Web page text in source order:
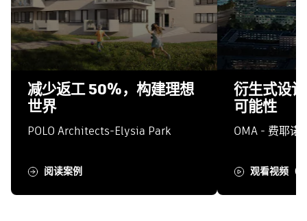
减少返工 50%，构建理想
世界
POLO Architects-Elysia Park
阅读案例
衍生式设
可能性
OMA - 费耶诺
观看视频（3